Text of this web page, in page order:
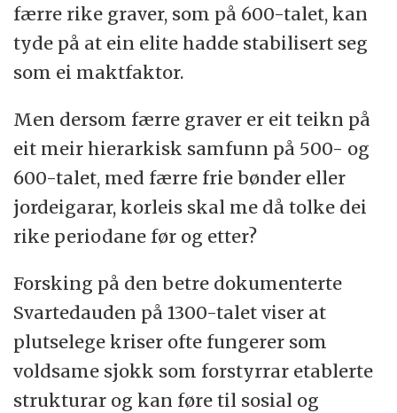
færre rike graver, som på 600-talet, kan
tyde på at ein elite hadde stabilisert seg
som ei maktfaktor.
Men dersom færre graver er eit teikn på
eit meir hierarkisk samfunn på 500- og
600-talet, med færre frie bønder eller
jordeigarar, korleis skal me då tolke dei
rike periodane før og etter?
Forsking på den betre dokumenterte
Svartedauden på 1300-talet viser at
plutselege kriser ofte fungerer som
voldsame sjokk som forstyrrar etablerte
strukturar og kan føre til sosial og